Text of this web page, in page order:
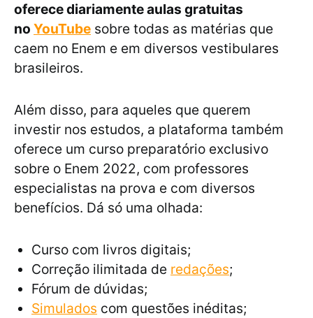
oferece diariamente aulas gratuitas
no YouTube sobre todas as matérias que
caem no Enem e em diversos vestibulares
brasileiros.
Além disso, para aqueles que querem
investir nos estudos, a plataforma também
oferece um curso preparatório exclusivo
sobre o Enem 2022, com professores
especialistas na prova e com diversos
benefícios. Dá só uma olhada:
Curso com livros digitais;
Correção ilimitada de redações;
Fórum de dúvidas;
Simulados com questões inéditas;